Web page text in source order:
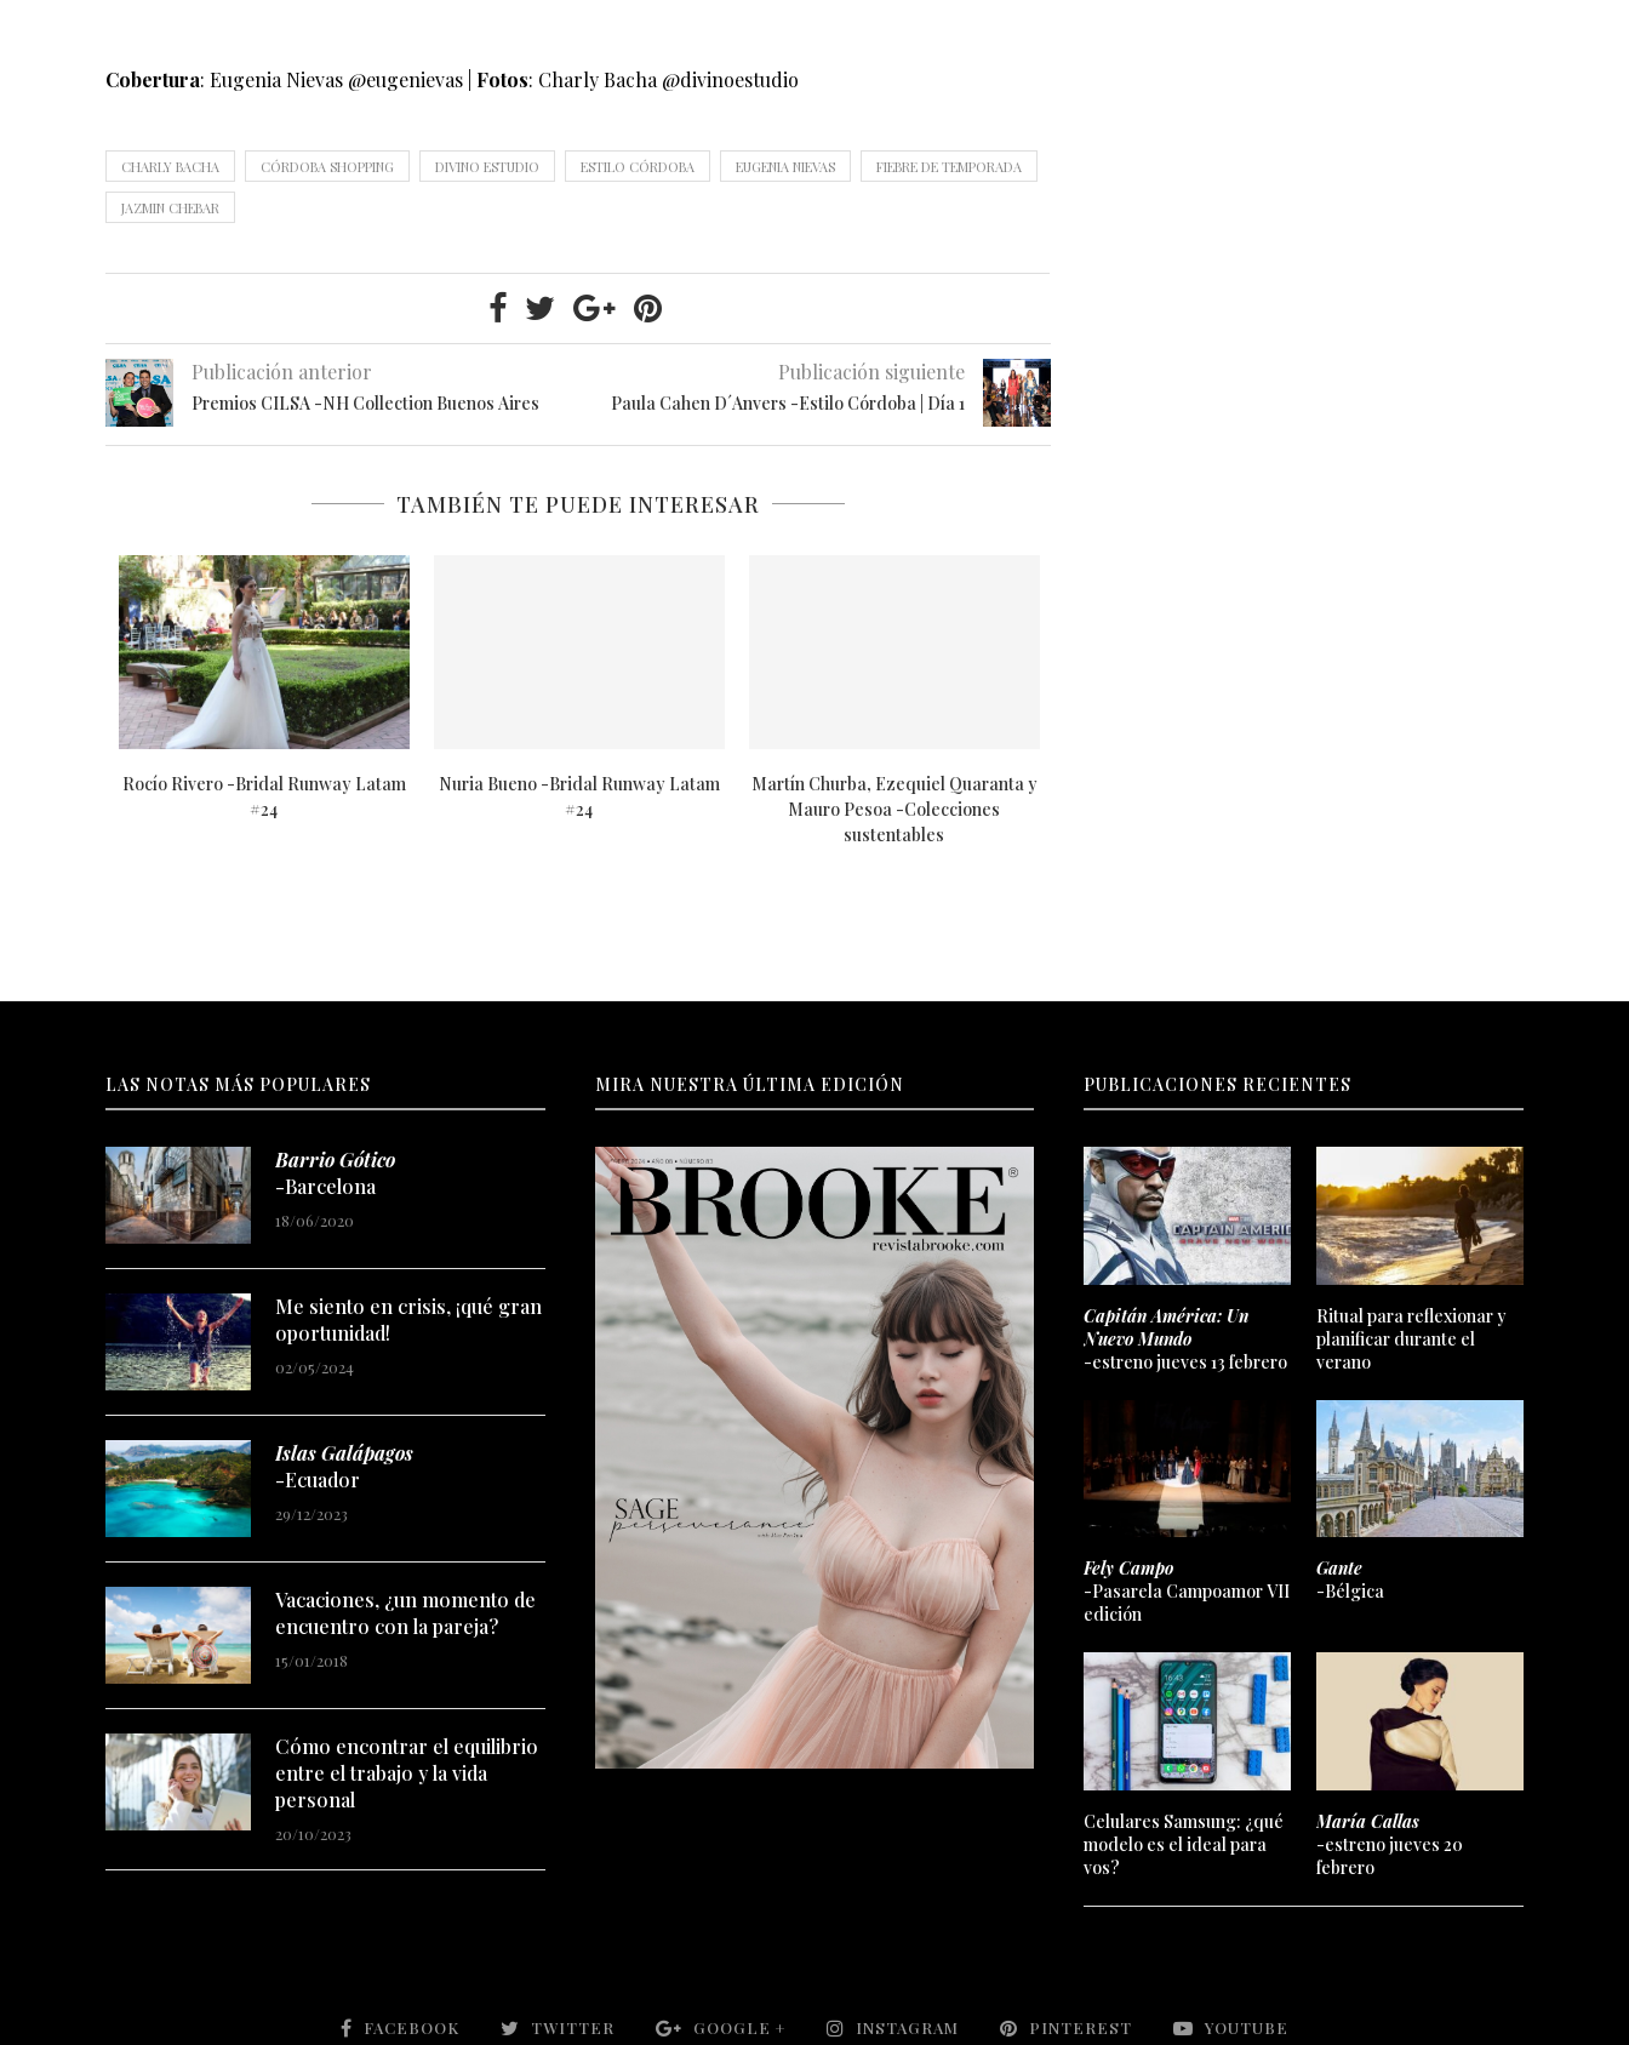
Cobertura: Eugenia Nievas @eugenievas | Fotos: Charly Bacha @divinoestudio
CHARLY BACHA CÓRDOBA SHOPPING DIVINO ESTUDIO ESTILO CÓRDOBA EUGENIA NIEVAS FIEBRE DE TEMPORADA
JAZMIN CHEBAR
Publicación anterior
Premios CILSA -NH Collection Buenos Aires
Publicación siguiente
Paula Cahen D´Anvers -Estilo Córdoba | Día 1
TAMBIÉN TE PUEDE INTERESAR
Rocío Rivero -Bridal Runway Latam
#24
Nuria Bueno -Bridal Runway Latam
#24
Martín Churba, Ezequiel Quaranta y
Mauro Pesoa -Colecciones
sustentables
LAS NOTAS MÁS POPULARES
Barrio Gótico
-Barcelona
18/06/2020
Me siento en crisis, ¡qué gran
oportunidad!
02/05/2024
Islas Galápagos
-Ecuador
29/12/2023
Vacaciones, ¿un momento de
encuentro con la pareja?
15/01/2018
Cómo encontrar el equilibrio
entre el trabajo y la vida
personal
20/10/2023
MIRA NUESTRA ÚLTIMA EDICIÓN PUBLICACIONES RECIENTES
Capitán América: Un
Nuevo Mundo
-estreno jueves 13 febrero
Ritual para reflexionar y
planificar durante el
verano
Fely Campo
-Pasarela Campoamor VII
edición
Gante
-Bélgica
Celulares Samsung: ¿qué
modelo es el ideal para
vos?
María Callas
-estreno jueves 20
febrero
FACEBOOK TWITTER GOOGLE + INSTAGRAM PINTEREST YOUTUBE